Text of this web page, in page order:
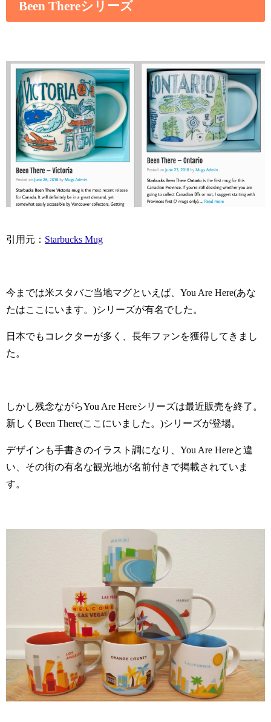
Been Thereシリーズ
引用元： Starbucks Mug
今までは米スタバご当地マグといえば、You Are Here(あな
たはここにいます。)シリーズが有名でした。
日本でもコレクターが多く、長年ファンを獲得してきまし
た。
しかし残念ながらYou Are Hereシリーズは最近販売を終了。
新しくBeen There(ここにいました。)シリーズが登場。
デザインも手書きのイラスト調になり、You Are Hereと違
い、その街の有名な観光地が名前付きで掲載されていま
す。